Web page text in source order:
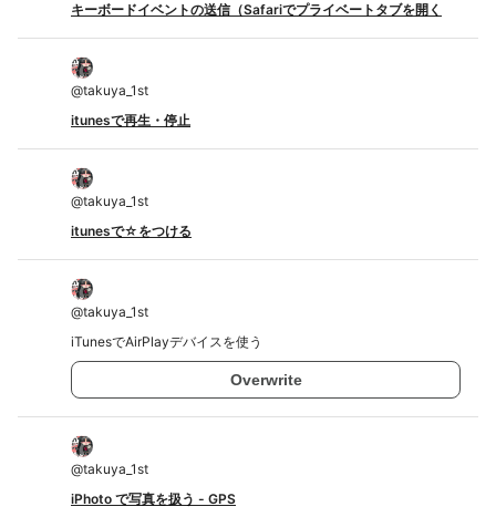
キーボードイベントの送信（Safariでプライベートタブを開く
@takuya_1st
itunesで再生・停止
@takuya_1st
itunesで☆をつける
@takuya_1st
iTunesでAirPlayデバイスを使う
Overwrite
@takuya_1st
iPhoto で写真を扱う - GPS